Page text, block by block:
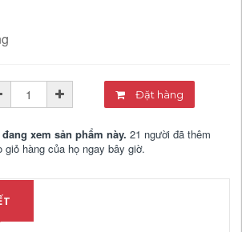
Đặt hàng
xem sản phẩm này. 21 người đã thêm
giỏ hàng của họ ngay bây giờ.